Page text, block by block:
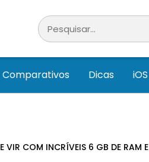
Comparativos Dicas iOS
VIR COM INCRÍVEIS 6 GB DE RAM